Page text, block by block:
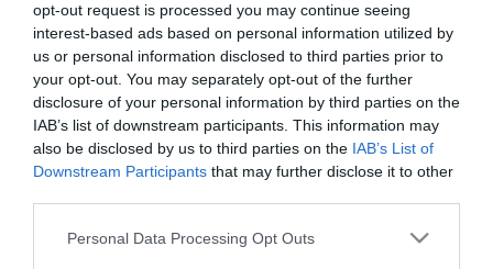
opt-out request is processed you may continue seeing
interest-based ads based on personal information utilized by
us or personal information disclosed to third parties prior to
your opt-out. You may separately opt-out of the further
disclosure of your personal information by third parties on the
IAB’s list of downstream participants. This information may
also be disclosed by us to third parties on the IAB’s List of
Downstream Participants that may further disclose it to other
Please note that this website/app uses one or more Google
Personal Data Processing Opt Outs
22.05.2025 | 16:01
Ιωάννινα: Σε εξέλιξη επιχείρηση διάσωσης
δύο Βέλγων πεζοπόρων στη χαράδρα του
Βίκου
Τραυματίστηκε ο ένας